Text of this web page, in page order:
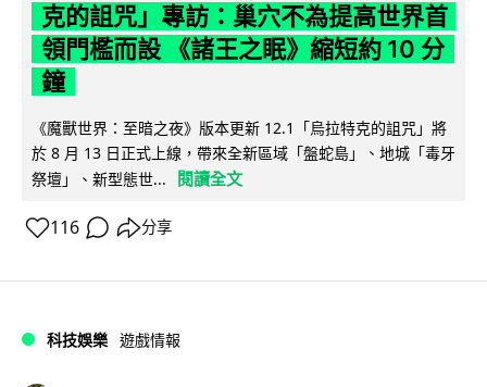
克的詛咒」專訪：巢穴不為提高世界首
領門檻而設 《諸王之眠》縮短約 10 分
鐘
《魔獸世界：至暗之夜》版本更新 12.1「烏拉特克的詛咒」將
於 8 月 13 日正式上線，帶來全新區域「盤蛇島」、地城「毒牙
祭壇」、新型態世...
閱讀全文
116 分享
科技娛樂 遊戲情報